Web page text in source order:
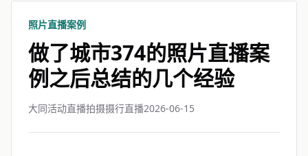
照片直播案例
做了城市374的照片直播案
例之后总结的几个经验
大同活动直播拍摄摄行直播2026-06-15